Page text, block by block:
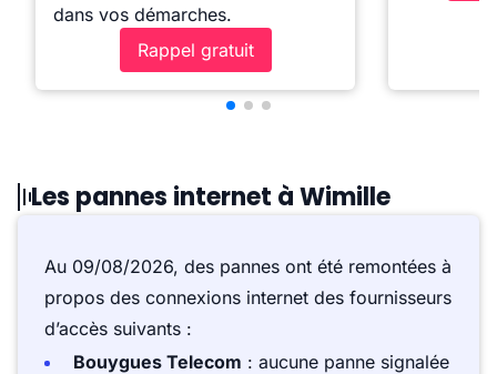
dans vos démarches.
Rappel gratuit
Les pannes internet à Wimille
Au 09/08/2026, des pannes ont été remontées à
propos des connexions internet des fournisseurs
d’accès suivants :
Bouygues Telecom : aucune panne signalée